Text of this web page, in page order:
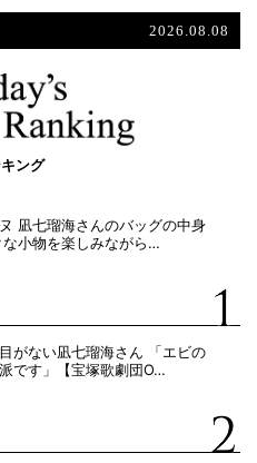
2026.08.08
ング
凪七瑠海さんのバッグの中身
小物を楽しみながら…
がない凪七瑠海さん 「エビの
です」【宝塚歌劇団O…